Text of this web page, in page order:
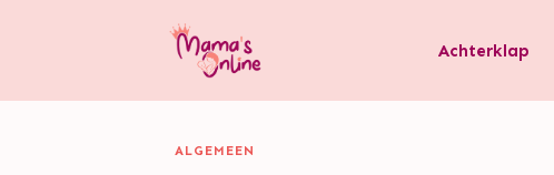
Achterklap
ALGEMEEN